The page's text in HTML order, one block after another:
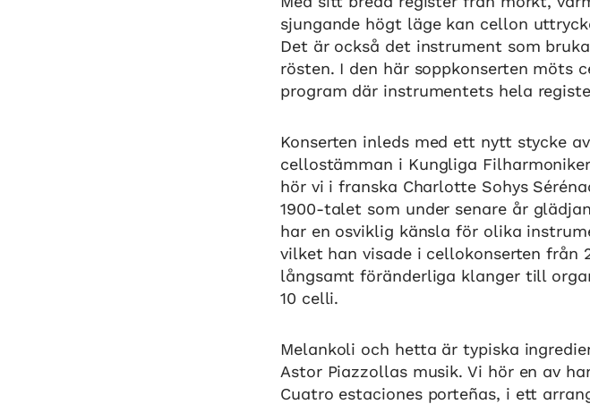
sjungande högt läge kan cellon
Det är också det instrument som
rösten. I den här soppkonserten möts
program där instrumentets hela
Konserten inleds med ett nytt stycke
cellostämman i Kungliga
hör vi i franska Charlotte Sohys
1900-talet som under senare år
har en osviklig känsla för olika
vilket han visade i cellokonserten från
långsamt föränderliga klanger till
10 celli.
Melankoli och hetta är typiska
Astor Piazzollas musik. Vi hör en av
Cuatro estaciones porteñas, i ett